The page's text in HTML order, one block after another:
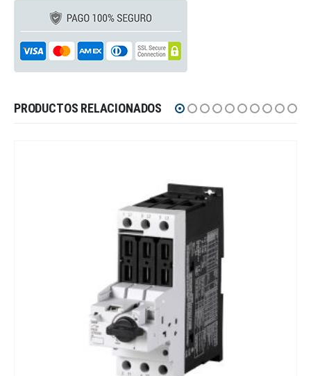
PRODUCTOS RELACIONADOS